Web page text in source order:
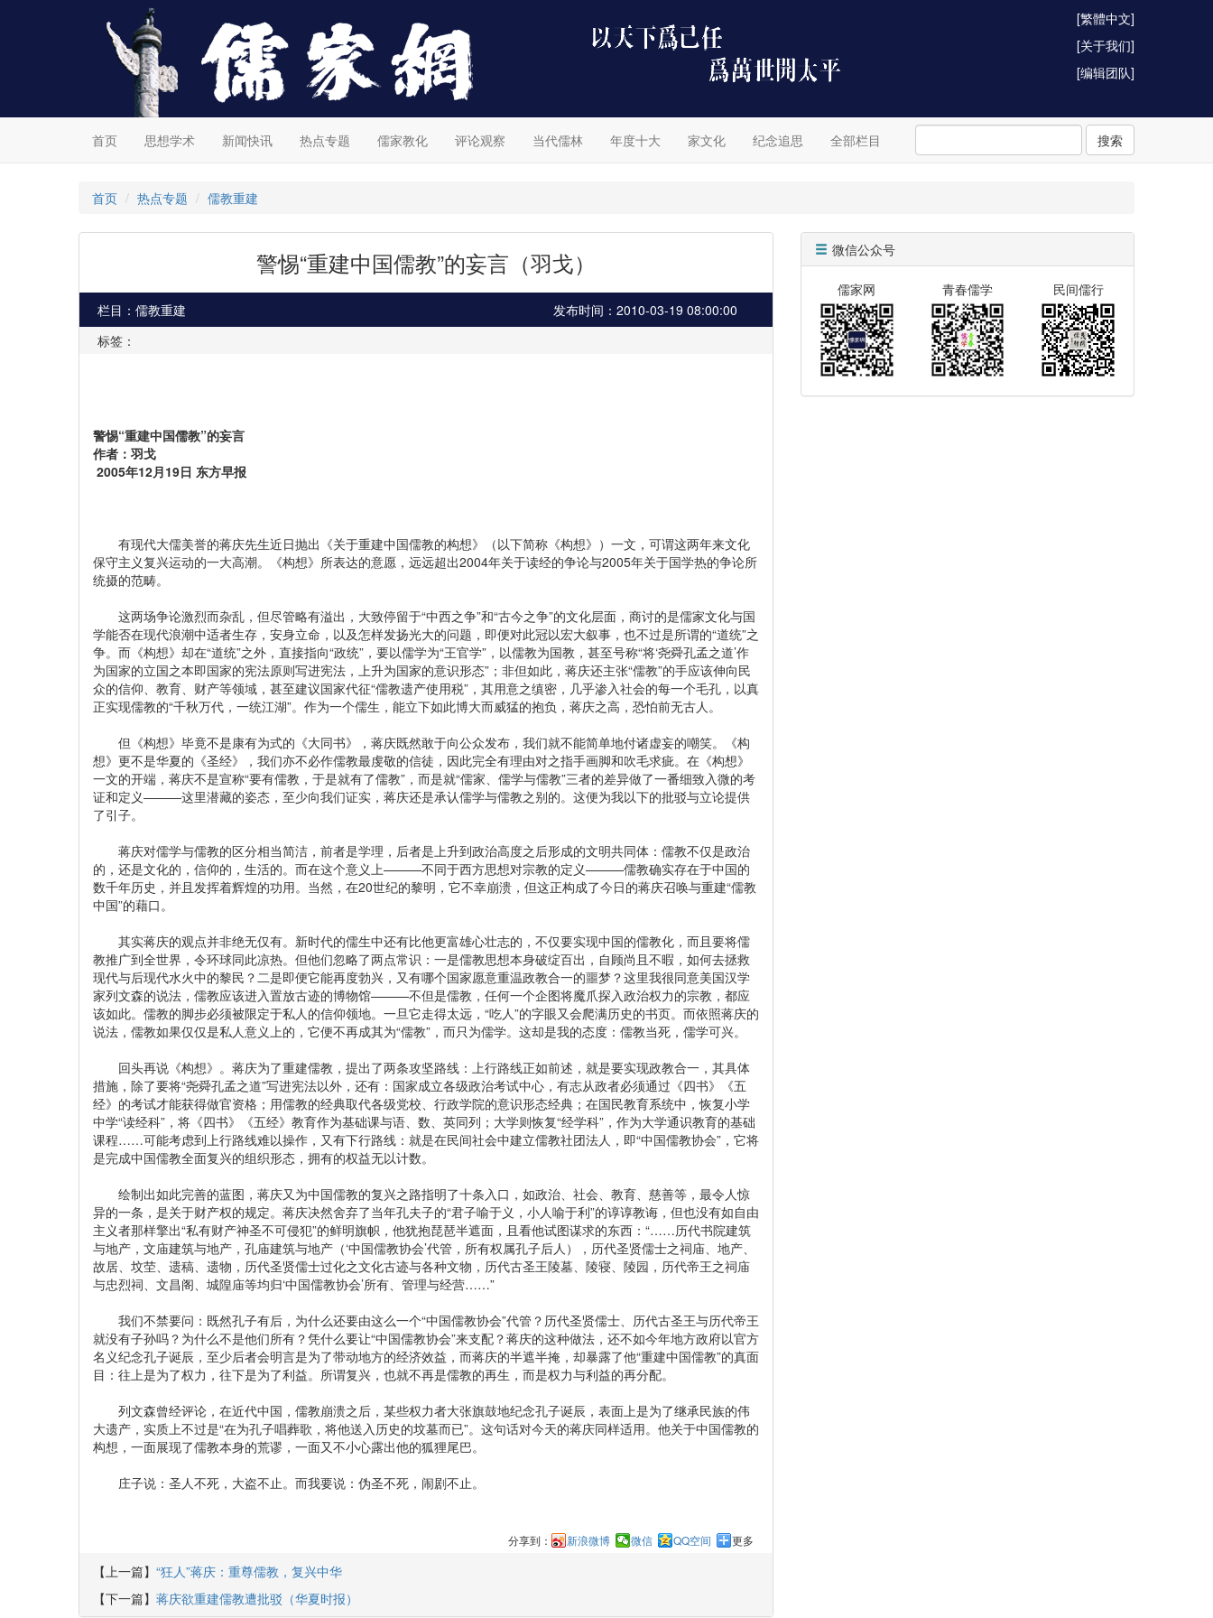
[繁體中文]
[关于我们]
[编辑团队]
首页 思想学术 新闻快讯 热点专题 儒家教化 评论观察 当代儒林 年度十大 家文化 纪念追思 全部栏目 搜索
首页 热点专题 儒教重建
警惕“重建中国儒教”的妄言（羽戈）
栏目：儒教重建
发布时间：2010-03-19 08:00:00
标签：
警惕“重建中国儒教”的妄言
作者：羽戈
2005年12月19日 东方早报
有现代大儒美誉的蒋庆先生近日抛出《关于重建中国儒教的构想》（以下简称《构想》）一文，可谓这两年来文化
保守主义复兴运动的一大高潮。《构想》所表达的意愿，远远超出2004年关于读经的争论与2005年关于国学热的争论所
统摄的范畴。
这两场争论激烈而杂乱，但尽管略有溢出，大致停留于“中西之争”和“古今之争”的文化层面，商讨的是儒家文化与国
学能否在现代浪潮中适者生存，安身立命，以及怎样发扬光大的问题，即便对此冠以宏大叙事，也不过是所谓的“道统”之
争。而《构想》却在“道统”之外，直接指向“政统”，要以儒学为“王官学”，以儒教为国教，甚至号称“将‘尧舜孔孟之道’作
为国家的立国之本即国家的宪法原则写进宪法，上升为国家的意识形态”；非但如此，蒋庆还主张“儒教”的手应该伸向民
众的信仰、教育、财产等领域，甚至建议国家代征“儒教遗产使用税”，其用意之缜密，几乎渗入社会的每一个毛孔，以真
正实现儒教的“千秋万代，一统江湖”。作为一个儒生，能立下如此博大而威猛的抱负，蒋庆之高，恐怕前无古人。
但《构想》毕竟不是康有为式的《大同书》，蒋庆既然敢于向公众发布，我们就不能简单地付诸虚妄的嘲笑。《构
想》更不是华夏的《圣经》，我们亦不必作儒教最虔敬的信徒，因此完全有理由对之指手画脚和吹毛求疵。在《构想》
一文的开端，蒋庆不是宣称“要有儒教，于是就有了儒教”，而是就“儒家、儒学与儒教”三者的差异做了一番细致入微的考
证和定义———这里潜藏的姿态，至少向我们证实，蒋庆还是承认儒学与儒教之别的。这便为我以下的批驳与立论提供
了引子。
蒋庆对儒学与儒教的区分相当简洁，前者是学理，后者是上升到政治高度之后形成的文明共同体：儒教不仅是政治
的，还是文化的，信仰的，生活的。而在这个意义上———不同于西方思想对宗教的定义———儒教确实存在于中国的
数千年历史，并且发挥着辉煌的功用。当然，在20世纪的黎明，它不幸崩溃，但这正构成了今日的蒋庆召唤与重建“儒教
中国”的藉口。
其实蒋庆的观点并非绝无仅有。新时代的儒生中还有比他更富雄心壮志的，不仅要实现中国的儒教化，而且要将儒
教推广到全世界，令环球同此凉热。但他们忽略了两点常识：一是儒教思想本身破绽百出，自顾尚且不暇，如何去拯救
现代与后现代水火中的黎民？二是即便它能再度勃兴，又有哪个国家愿意重温政教合一的噩梦？这里我很同意美国汉学
家列文森的说法，儒教应该进入置放古迹的博物馆———不但是儒教，任何一个企图将魔爪探入政治权力的宗教，都应
该如此。儒教的脚步必须被限定于私人的信仰领地。一旦它走得太远，“吃人”的字眼又会爬满历史的书页。而依照蒋庆的
说法，儒教如果仅仅是私人意义上的，它便不再成其为“儒教”，而只为儒学。这却是我的态度：儒教当死，儒学可兴。
回头再说《构想》。蒋庆为了重建儒教，提出了两条攻坚路线：上行路线正如前述，就是要实现政教合一，其具体
措施，除了要将“尧舜孔孟之道”写进宪法以外，还有：国家成立各级政治考试中心，有志从政者必须通过《四书》《五
经》的考试才能获得做官资格；用儒教的经典取代各级党校、行政学院的意识形态经典；在国民教育系统中，恢复小学
中学“读经科”，将《四书》《五经》教育作为基础课与语、数、英同列；大学则恢复“经学科”，作为大学通识教育的基础
课程……可能考虑到上行路线难以操作，又有下行路线：就是在民间社会中建立儒教社团法人，即“中国儒教协会”，它将
是完成中国儒教全面复兴的组织形态，拥有的权益无以计数。
绘制出如此完善的蓝图，蒋庆又为中国儒教的复兴之路指明了十条入口，如政治、社会、教育、慈善等，最令人惊
异的一条，是关于财产权的规定。蒋庆决然舍弃了当年孔夫子的“君子喻于义，小人喻于利”的谆谆教诲，但也没有如自由
主义者那样擎出“私有财产神圣不可侵犯”的鲜明旗帜，他犹抱琵琶半遮面，且看他试图谋求的东西：“……历代书院建筑
与地产，文庙建筑与地产，孔庙建筑与地产（‘中国儒教协会’代管，所有权属孔子后人），历代圣贤儒士之祠庙、地产、
故居、坟茔、遗稿、遗物，历代圣贤儒士过化之文化古迹与各种文物，历代古圣王陵墓、陵寝、陵园，历代帝王之祠庙
与忠烈祠、文昌阁、城隍庙等均归‘中国儒教协会’所有、管理与经营……”
我们不禁要问：既然孔子有后，为什么还要由这么一个“中国儒教协会”代管？历代圣贤儒士、历代古圣王与历代帝王
就没有子孙吗？为什么不是他们所有？凭什么要让“中国儒教协会”来支配？蒋庆的这种做法，还不如今年地方政府以官方
名义纪念孔子诞辰，至少后者会明言是为了带动地方的经济效益，而蒋庆的半遮半掩，却暴露了他“重建中国儒教”的真面
目：往上是为了权力，往下是为了利益。所谓复兴，也就不再是儒教的再生，而是权力与利益的再分配。
列文森曾经评论，在近代中国，儒教崩溃之后，某些权力者大张旗鼓地纪念孔子诞辰，表面上是为了继承民族的伟
大遗产，实质上不过是“在为孔子唱葬歌，将他送入历史的坟墓而已”。这句话对今天的蒋庆同样适用。他关于中国儒教的
构想，一面展现了儒教本身的荒谬，一面又不小心露出他的狐狸尾巴。
庄子说：圣人不死，大盗不止。而我要说：伪圣不死，闹剧不止。
分享到： 新浪微博 微信 QQ空间 更多
【上一篇】 “狂人”蒋庆：重尊儒教，复兴中华
【下一篇】 蒋庆欲重建儒教遭批驳（华夏时报）
微信公众号
儒家网 青春儒学 民间儒行